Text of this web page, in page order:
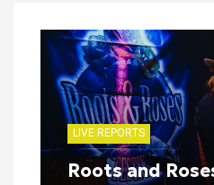
LIVE REPORTS
Roots and